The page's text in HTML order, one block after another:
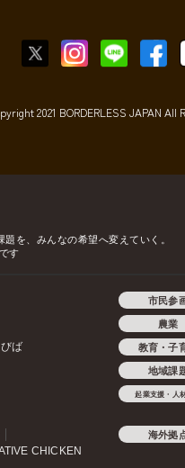
2021 BORDERLESS JAPAN All
題を、みんなの希望へ変えていく。
す
市民参
農業
ば 教育・子
地域課
起業支援・人
CHICKEN
海外拠